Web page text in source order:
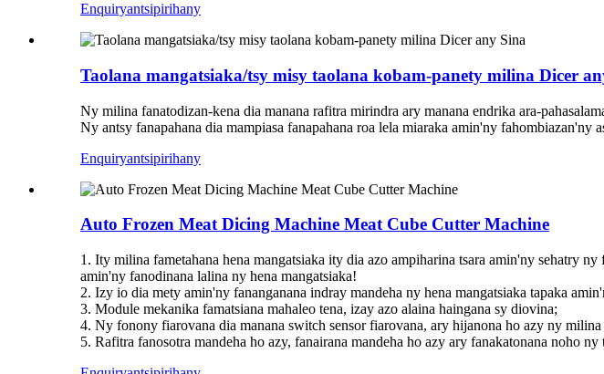
Enquiryantsipirihany
Taolana mangatsiaka/tsy misy taolana kobam-panety milina Dicer
Ny milina fanatodizan-kena dia manana rafitra mirindra ary manana endrika ara-
Ny antsy fanapahana dia mampiasa fanapahana roa lela miaraka amin'ny fahombiazan'ny
Enquiryantsipirihany
Auto Frozen Meat Dicing Machine Meat Cube Cutter Machine
1. Ity milina fametahana hena mangatsiaka ity dia azo ampiharina tsara amin'ny sehatry
amin'ny fanodinana lalina ny hena mangatsiaka!
2. Izy io dia mety amin'ny fananganana indray mandeha ny hena mangatsiaka tapaka
3. Module mekanika famatsiana mahaleo tena, izay azo alaina haingana sy diovina;
4. Ny fonony fiarovana dia manana switch sensor fiarovana, ary hijanona ho azy ny
5. Rafitra fanosotra mandeha ho azy, fanairana mandeha ho azy ary fanakatonana noho